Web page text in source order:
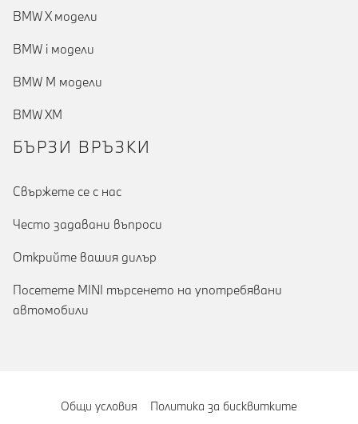
BMW X модели
BMW i модели
BMW M модели
BMW XM
БЪРЗИ ВРЪЗКИ
Cвържете се с нас
Често задавани въпроси
Открийте вашия дилър
Посетете MINI търсенето на употребявани
автомобили
Общи условия Политика за бисквитките